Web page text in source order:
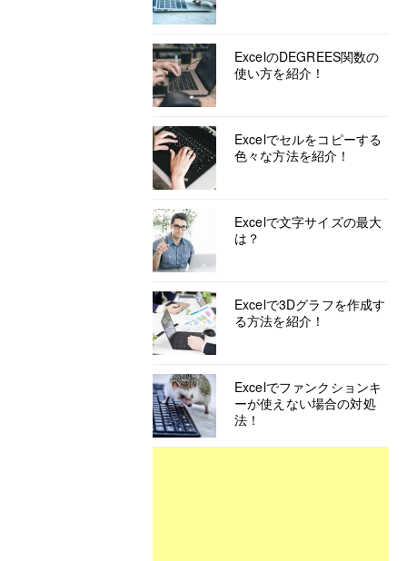
ExcelのDEGREES関数の
使い方を紹介！
Excelでセルをコピーする
色々な方法を紹介！
Excelで文字サイズの最大
は？
Excelで3Dグラフを作成す
る方法を紹介！
Excelでファンクションキ
ーが使えない場合の対処
法！